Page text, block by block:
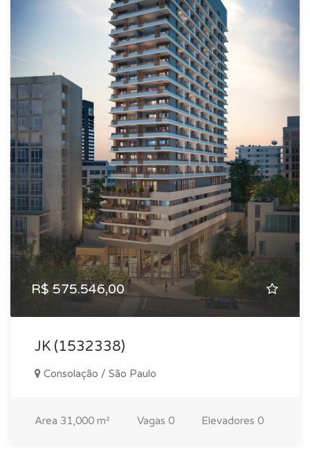
R$ 575.546,00
JK (1532338)
Consolação / São Paulo
Area 31,000 m² Vagas 0 Elevadores 0